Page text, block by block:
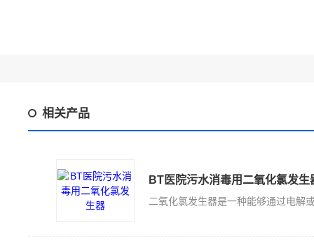
相关产品
BT医院污水消毒用二氧化氯发生